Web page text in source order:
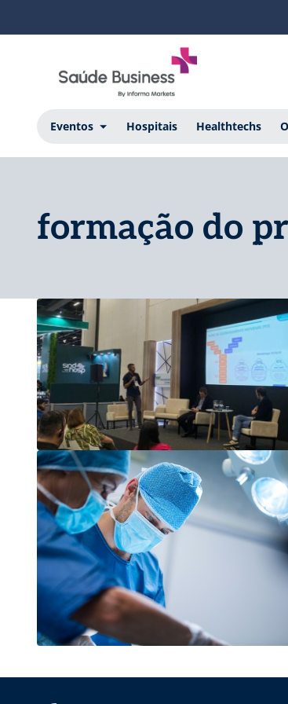
Eventos Hospitais Healthtechs
formação do